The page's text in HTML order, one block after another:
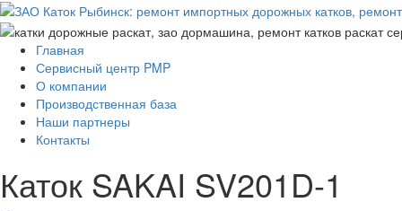
Главная
Сервисный центр PMP
О компании
Производственная база
Наши партнеры
Контакты
Каток SAKAI SV201D-1